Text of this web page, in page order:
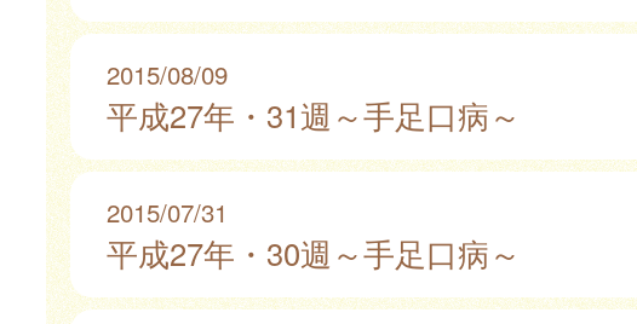
2015/08/09
平成27年・31週～手足口病～
2015/07/31
平成27年・30週～手足口病～